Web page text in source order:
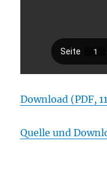
Download (PDF,
Quelle und